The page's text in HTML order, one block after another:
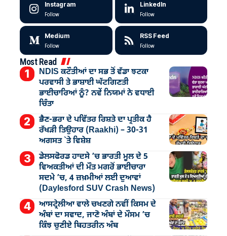
Instagram
Follow
LinkedIn
Follow
Medium
Follow
RSS Feed
Follow
Most Read
NDIS ਕਟੌਤੀਆਂ ਦਾ ਸਭ ਤੋਂ ਵੱਡਾ ਝਟਕਾ
ਪਰਵਾਸੀ ਤੇ ਭਾਸ਼ਾਈ ਘੱਟਗਿਣਤੀ
ਭਾਈਚਾਰਿਆਂ ਨੂੰ? ਨਵੇਂ ਨਿਯਮਾਂ ਨੇ ਵਧਾਈ
ਚਿੰਤਾ
ਭੈਣ-ਭਰਾ ਦੇ ਪਵਿੱਤਰ ਰਿਸ਼ਤੇ ਦਾ ਪ੍ਰਤੀਕ ਹੈ
ਰੱਖੜੀ ਤਿਉਹਾਰ (Raakhi) – 30-31
ਅਗਸਤ `ਤੇ ਵਿਸ਼ੇਸ਼
ਡੇਲਸਫੋਰਡ ਹਾਦਸੇ ’ਚ ਭਾਰਤੀ ਮੂਲ ਦੇ 5
ਵਿਅਕਤੀਆਂ ਦੀ ਮੌਤ ਮਗਰੋਂ ਭਾਈਚਾਰਾ
ਸਦਮੇ ’ਚ, 4 ਜ਼ਖ਼ਮੀਆਂ ਲਈ ਦੁਆਵਾਂ
(Daylesford SUV Crash News)
ਆਸਟ੍ਰੇਲੀਆ ਵਾਲੇ ਚਖਣਗੇ ਨਵੀਂ ਕਿਸਮ ਦੇ
ਅੰਬਾਂ ਦਾ ਸਵਾਦ, ਜਾਣੋ ਅੰਬਾਂ ਦੇ ਮੌਸਮ ’ਚ
ਕਿੰਝ ਚੁਣੀਏ ਬਿਹਤਰੀਨ ਅੰਬ